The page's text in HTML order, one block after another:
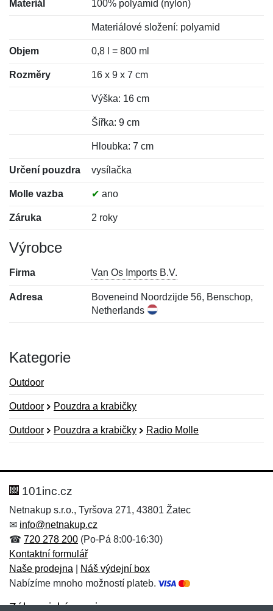
Materiál 100% polyamid (nylon)
Materiálové složení: polyamid
Objem 0,8 l = 800 ml
Rozměry 16 x 9 x 7 cm
Výška: 16 cm
Šířka: 9 cm
Hloubka: 7 cm
Určení pouzdra vysílačka
Molle vazba ✔ ano
Záruka 2 roky
Výrobce
Firma Van Os Imports B.V.
Adresa
Boveneind Noordzijde 56, Benschop,
Netherlands
Kategorie
Outdoor
Outdoor Pouzdra a krabičky
Outdoor Pouzdra a krabičky Radio Molle
Hodnocení:
Jméno: *
Jméno:
E-mail:*
101inc.cz
Netnakup s.r.o., Tyršova 271, 43801 Žatec
✉ info@netnakup.cz
☎ 720 278 200 (Po-Pá 8:00-16:30)
Kontaktní formulář
Naše prodejna
Náš výdejní box
Nabízíme mnoho možností plateb.
Zákaznický servis